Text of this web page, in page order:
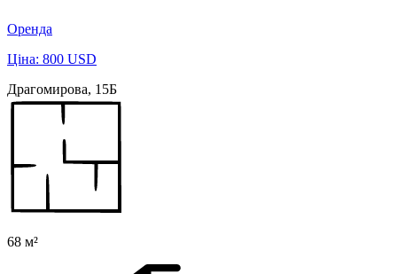
Оренда
Ціна: 800 USD
Драгомирова, 15Б
68 м²